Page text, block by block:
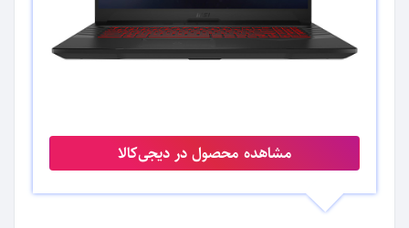
مشاهده محصول در دیجی‌کالا